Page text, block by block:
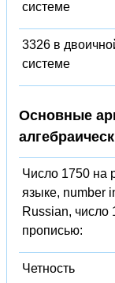
системе
3326 в
системе
Основные
Число 1750 на
языке, number
Russian, число
прописью:
Четность